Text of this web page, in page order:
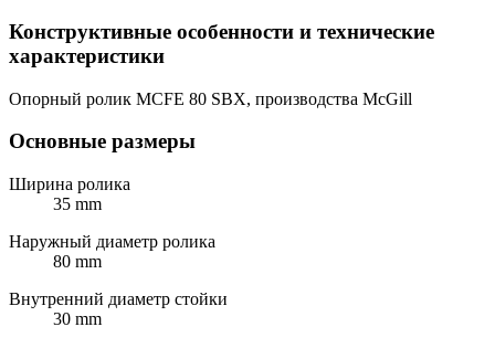
Конструктивные особенности и технические
характеристики
Опорный ролик MCFE 80 SBX, производства McGill
Основные размеры
Ширина ролика
35 mm
Наружный диаметр ролика
80 mm
Внутренний диаметр стойки
30 mm